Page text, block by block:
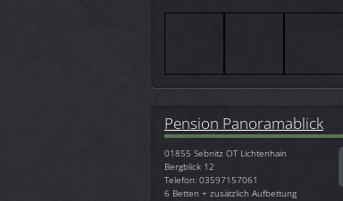
Pension Panoramablick
01855 Sebnitz OT Lichtenhain
Bergblick 12
Telefon: 03597157061
6 Betten + zusätzlich Aufbettung